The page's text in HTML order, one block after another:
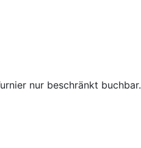
nur beschränkt buchbar.